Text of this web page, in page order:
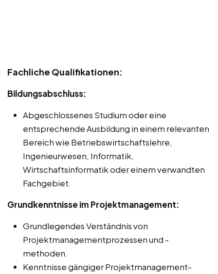
Fachliche Qualifikationen:
Bildungsabschluss:
Abgeschlossenes Studium oder eine
entsprechende Ausbildung in einem relevanten
Bereich wie Betriebswirtschaftslehre,
Ingenieurwesen, Informatik,
Wirtschaftsinformatik oder einem verwandten
Fachgebiet.
Grundkenntnisse im Projektmanagement:
Grundlegendes Verständnis von
Projektmanagementprozessen und -
methoden.
Kenntnisse gängiger Projektmanagement-